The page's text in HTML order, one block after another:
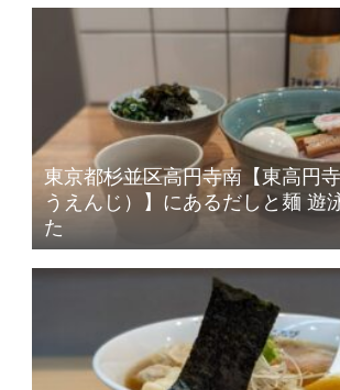
東京都杉並区高円寺南【東高円
うえんじ）】にあるだしと麺 遊
た